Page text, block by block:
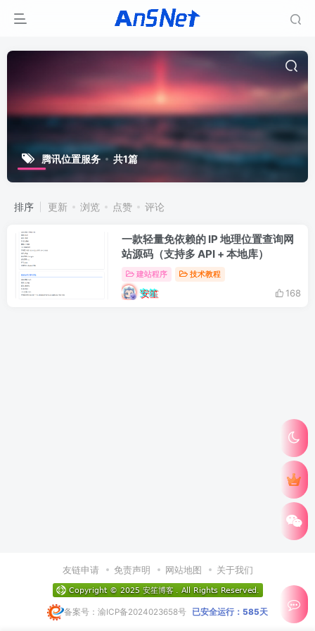
腾讯位置服务 共1篇
排序 更新 浏览 点赞 评论
一款轻量免依赖的 IP 地理位置查询网
站源码（支持多 API + 本地库）
建站程序 技术教程
安笙 168
友链申请 免责声明 网站地图 关于我们
备案号：渝ICP备2024023658号 已安全运行：585天